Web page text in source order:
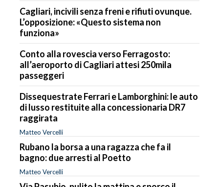
Cagliari, incivili senza freni e rifiuti ovunque.
L’opposizione: «Questo sistema non
funziona»
Conto alla rovescia verso Ferragosto:
all’aeroporto di Cagliari attesi 250mila
passeggeri
Dissequestrate Ferrari e Lamborghini: le auto
di lusso restituite alla concessionaria DR7
raggirata
Matteo Vercelli
Rubano la borsa a una ragazza che fa il
bagno: due arresti al Poetto
Matteo Vercelli